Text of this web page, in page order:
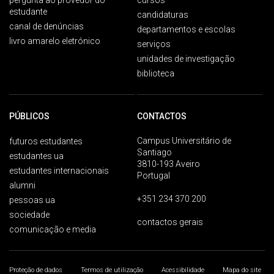
estudante
canal de denúncias
livro amarelo eletrónico
candidaturas
departamentos e escolas
serviços
unidades de investigação
biblioteca
PÚBLICOS
futuros estudantes
estudantes ua
estudantes internacionais
alumni
pessoas ua
sociedade
comunicação e media
CONTACTOS
Campus Universitário de
Santiago
3810-193 Aveiro
Portugal
+351 234 370 200
contactos gerais
Proteção de dados Termos de utilização Acessibilidade Mapa do site